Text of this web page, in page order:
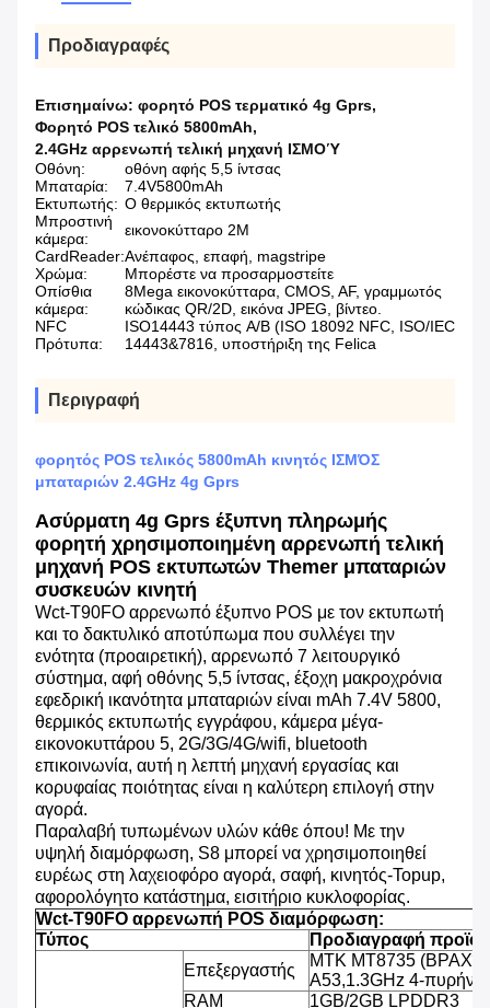
Προδιαγραφές
Επισημαίνω: φορητό POS τερματικό 4g Gprs,
Φορητό POS τελικό 5800mAh,
2.4GHz αρρενωπή τελική μηχανή ΙΣΜΟΎ
Οθόνη:
οθόνη αφής 5,5 ίντσας
Μπαταρία:
7.4V5800mAh
Εκτυπωτής: Ο θερμικός εκτυπωτής
Μπροστινή
κάμερα:
εικονοκύτταρο 2M
CardReader:Ανέπαφος, επαφή, magstripe
Χρώμα:
Μπορέστε να προσαρμοστείτε
Οπίσθια
κάμερα:
8Mega εικονοκύτταρα, CMOS, AF, γραμμωτός
κώδικας QR/2D, εικόνα JPEG, βίντεο.
NFC
Πρότυπα:
ISO14443 τύπος A/B (ISO 18092 NFC, ISO/IEC
14443&7816, υποστήριξη της Felica
Περιγραφή
φορητός POS τελικός 5800mAh κινητός ΙΣΜΌΣ
μπαταριών 2.4GHz 4g Gprs
Ασύρματη 4g Gprs έξυπνη πληρωμής
φορητή χρησιμοποιημένη αρρενωπή τελική
μηχανή POS εκτυπωτών Themer μπαταριών
συσκευών κινητή
Wct-T90FO αρρενωπό έξυπνο POS με τον εκτυπωτή
και το δακτυλικό αποτύπωμα που συλλέγει την
ενότητα (προαιρετική), αρρενωπό 7 λειτουργικό
σύστημα, αφή οθόνης 5,5 ίντσας, έξοχη μακροχρόνια
εφεδρική ικανότητα μπαταριών είναι mAh 7.4V 5800,
θερμικός εκτυπωτής εγγράφου, κάμερα μέγα-
εικονοκυττάρου 5, 2G/3G/4G/wifi, bluetooth
επικοινωνία, αυτή η λεπτή μηχανή εργασίας και
κορυφαίας ποιότητας είναι η καλύτερη επιλογή στην
αγορά.
Παραλαβή τυπωμένων υλών κάθε όπου! Με την
υψηλή διαμόρφωση, S8 μπορεί να χρησιμοποιηθεί
ευρέως στη λαχειοφόρο αγορά, σαφή, κινητός-Topup,
αφορολόγητο κατάστημα, εισιτήριο κυκλοφορίας.
Wct-T90FO αρρενωπή POS διαμόρφωση:
Τύπος
Προδιαγραφή
Επεξεργαστής
MTK MT8735
A53,1.3GHz 4-
RAM
1GB/2GB LPDDR3